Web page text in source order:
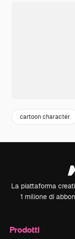
cartoon character
La piattaforma
1 milione di
Prodotti